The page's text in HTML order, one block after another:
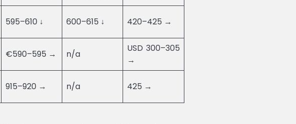
595–610 ↓ 600–615 ↓ 420–425 →
€590–595 → n/a
USD 300–305
→
915–920 → n/a 425 →